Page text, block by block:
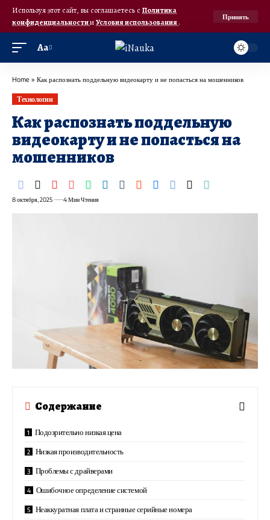
Используя этот сайт, вы соглашаетесь с Политика
конфиденциальностииУсловия использования.
Принять
Аа
Home » Как распознать поддельную видеокарту и не попасться на мошенников
Технологии
Как распознать поддельную
видеокарту и не попасться на
мошенников
8 октября, 2025 4 Мин Чтения
Содержание
Подозрительно низкая цена
Низкая производительность
Проблемы с драйверами
Ошибочное определение системой
Неаккуратная плата и странные серийные номера